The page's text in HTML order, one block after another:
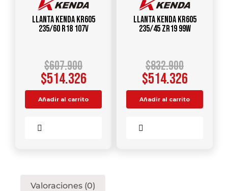
Llanta KENDA KR605
235/60 R18 107V
$607.900
$514.326
Añadir al carrito
Llanta KENDA KR605
235/45 ZR19 99W
$832.900
$514.326
Añadir al carrito
Valoraciones (0)